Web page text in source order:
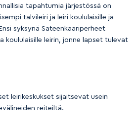
tapahtumia järjestössä on
talvileiri ja leiri koululaisille ja
syksynä Sateenkaariperheet
koululaisille leirin, jonne lapset tulevat
leirikeskukset sijaitsevat usein
reiteiltä.